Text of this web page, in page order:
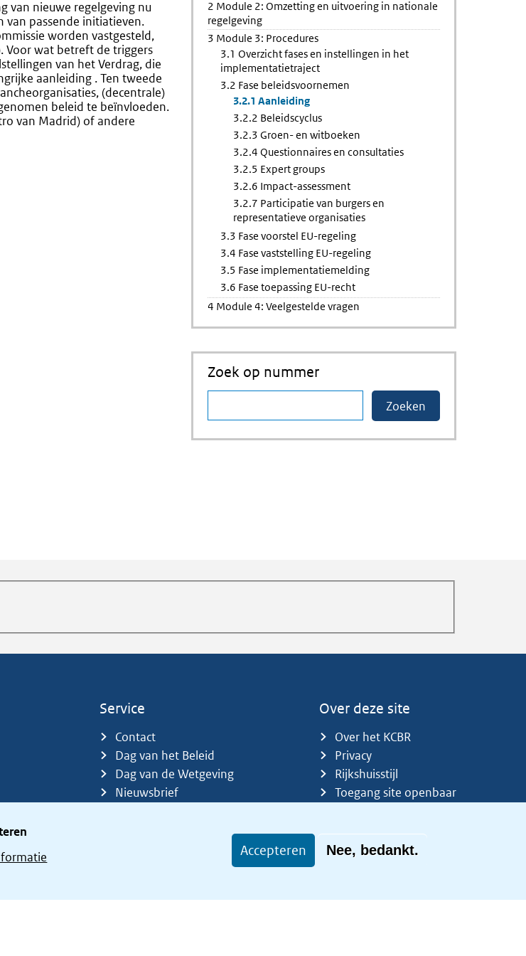
Accepteren Nee, bedankt.
van nieuwe regelgeving nu
van passende initiatieven.
worden vastgesteld,
Voor wat betreft de triggers
van het Verdrag, die
aanleiding . Ten tweede
(decentrale)
beleid te beïnvloeden.
van Madrid) of andere
2 Module 2: Omzetting en uitvoering in nationale
regelgeving
3 Module 3: Procedures
3.1 Overzicht fases en instellingen in het
implementatietraject
3.2 Fase beleidsvoornemen
3.2.1 Aanleiding
3.2.2 Beleidscyclus
3.2.3 Groen- en witboeken
3.2.4 Questionnaires en consultaties
3.2.5 Expert groups
3.2.6 Impact-assessment
3.2.7 Participatie van burgers en
representatieve organisaties
3.3 Fase voorstel EU-regeling
3.4 Fase vaststelling EU-regeling
3.5 Fase implementatiemelding
3.6 Fase toepassing EU-recht
4 Module 4: Veelgestelde vragen
Zoek op nummer
Service
Contact
Dag van het Beleid
Dag van de Wetgeving
Nieuwsbrief
Over deze site
Over het KCBR
Privacy
Rijkshuisstijl
Toegang site openbaar